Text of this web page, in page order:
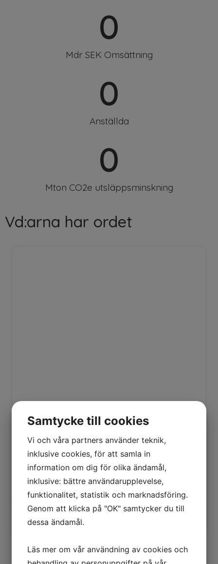
Mdr SEK Omsättning
0
Anställda
0
Mton CO2e utsläppsminskning
0
Vd:arna har ordet
Övik Energi är det innovativa energi- och
Samtycke till cookies
Vi och våra partners använder teknik,
inklusive cookies, för att samla in
information om dig för olika ändamål,
inklusive: bättre användarupplevelse,
funktionalitet, statistik och marknadsföring.
Genom att klicka på "OK" samtycker du till
dessa ändamål.
Läs mer om vår användning av cookies och